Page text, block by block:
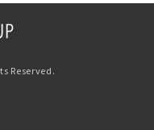
Reserved.